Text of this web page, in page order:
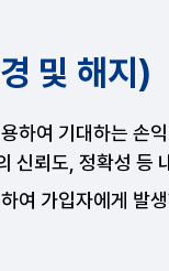
및 해지)
하여 기대하는 손
신뢰도, 정확성 등
여 가입자에게 발